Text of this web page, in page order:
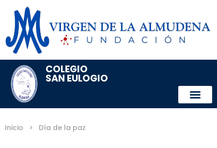
COLEGIO
SAN EULOGIO
Inicio > Día de la paz